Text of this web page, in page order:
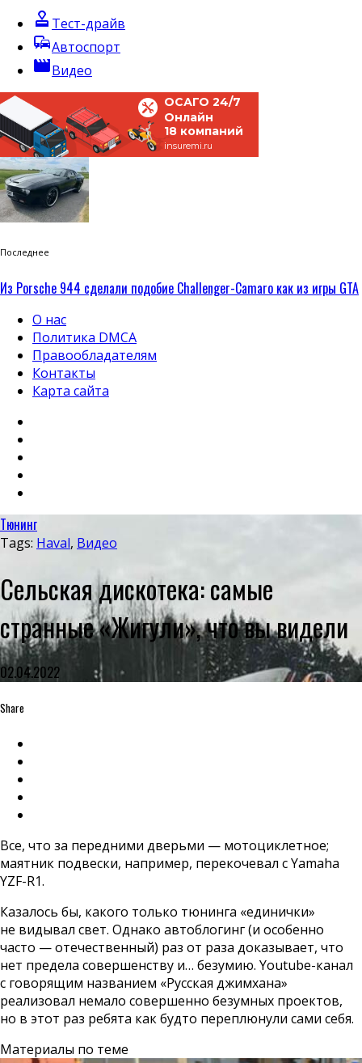
approval Тест-драйв
commuteАвтоспорт
movieВидео
ОСАГО 24/7
Онлайн
18 компаний
insuremi.ru
Последнее
Из Porsche 944 сделали подобие Challenger-Camaro как из игры GTA
О нас
Политика DMCA
Правообладателям
Контакты
Карта сайта
Тюнинг
Tags: Haval, Видео
Сельская дискотека: самые
странные «Жигули», что вы видели
02.04.2022
Share
Все, что за передними дверьми — мотоциклетное;
маятник подвески, например, перекочевал с Yamaha
YZF-R1.
Казалось бы, какого только тюнинга «единички»
не видывал свет. Однако автоблогинг (и особенно
часто — отечественный) раз от раза доказывает, что
нет предела совершенству и… безумию. Youtube-канал
с говорящим названием «Русская джимхана»
реализовал немало совершенно безумных проектов,
но в этот раз ребята как будто переплюнули сами себя.
Материалы по теме